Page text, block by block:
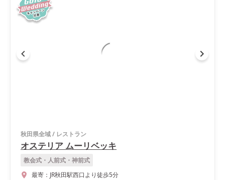
秋田県全域/ レストラン
オステリア ムーリベッキ
教会式・人前式・神前式
最寄： JR秋田駅西口より徒歩5分